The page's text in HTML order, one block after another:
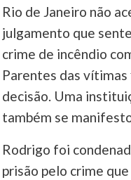
Rio de Janeiro não
julgamento que
crime de incêndio
Parentes das
decisão. Uma
também se
Rodrigo foi
prisão pelo crime